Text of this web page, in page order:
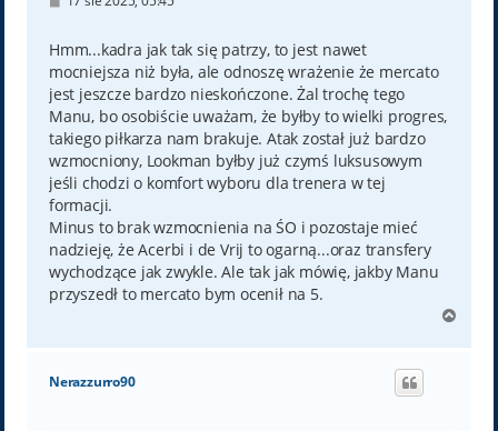
t
Hmm...kadra jak tak się patrzy, to jest nawet
mocniejsza niż była, ale odnoszę wrażenie że mercato
jest jeszcze bardzo nieskończone. Żal trochę tego
Manu, bo osobiście uważam, że byłby to wielki progres,
takiego piłkarza nam brakuje. Atak został już bardzo
wzmocniony, Lookman byłby już czymś luksusowym
jeśli chodzi o komfort wyboru dla trenera w tej
formacji.
Minus to brak wzmocnienia na ŚO i pozostaje mieć
nadzieję, że Acerbi i de Vrij to ogarną...oraz transfery
wychodzące jak zwykle. Ale tak jak mówię, jakby Manu
przyszedł to mercato bym ocenił na 5.
g
Nerazzurro90